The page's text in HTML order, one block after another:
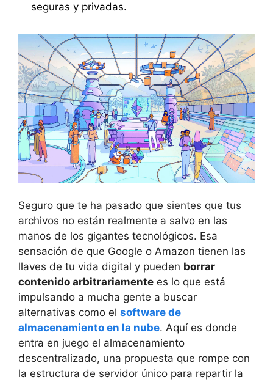
seguras y privadas.
Seguro que te ha pasado que sientes que tus
archivos no están realmente a salvo en las
manos de los gigantes tecnológicos. Esa
sensación de que Google o Amazon tienen las
llaves de tu vida digital y pueden borrar
contenido arbitrariamente es lo que está
impulsando a mucha gente a buscar
alternativas como el software de
almacenamiento en la nube. Aquí es donde
entra en juego el almacenamiento
descentralizado, una propuesta que rompe con
la estructura de servidor único para repartir la